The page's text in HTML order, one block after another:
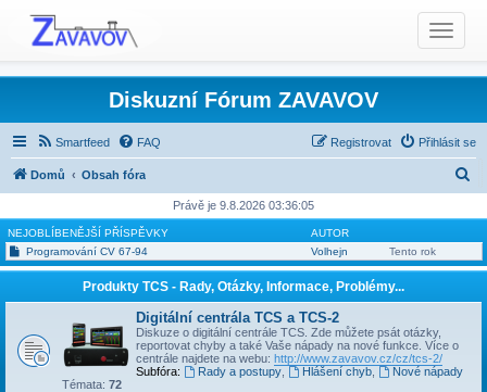
T
o
g
l
e
n
a
n
Diskuzní Fórum ZAVAVOV
Smartfeed FAQ Přihlásit se
Registrovat
Domů Obsah fóra
t
Právě je 9.8.2026 03:36:05
NEJOBLÍBENĚJŠÍ PŘÍSPĚVKY
AUTOR
Programování CV 67-94
Volhejn Tento rok
Produkty TCS - Rady, Otázky, Informace, Problémy...
Digitální centrála TCS a TCS-2
Diskuze o digitální centrále TCS. Zde můžete psát otázky,
reportovat chyby a také Vaše nápady na nové funkce. Více o
centrále najdete na webu: http://www.zavavov.cz/cz/tcs-2/
Subfóra:
Rady a postupy, Hlášení chyb,
Nové nápady
Témata: 72